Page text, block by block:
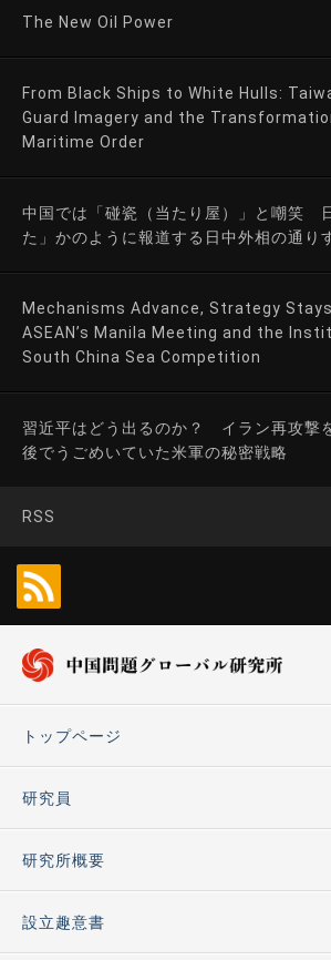
The New Oil Power
From Black Ships to White Hulls:
Guard Imagery and the
Maritime Order
中国では「碰瓷（当たり屋）」と嘲笑
た」かのように報道する日中外相の通り
Mechanisms Advance, Strategy
ASEAN’s Manila Meeting and the
South China Sea Competition
習近平はどう出るのか？ イラン再攻撃
後でうごめいていた米軍の秘密戦略
RSS
トップページ
研究員
研究所概要
設立趣意書